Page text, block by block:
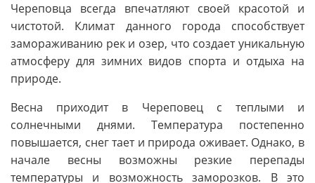
Череповца всегда впечатляют своей красотой и
чистотой. Климат данного города способствует
замораживанию рек и озер, что создает уникальную
атмосферу для зимних видов спорта и отдыха на
природе.
Весна приходит в Череповец с теплыми и
солнечными днями. Температура постепенно
повышается, снег тает и природа оживает. Однако, в
начале весны возможны резкие перепады
температуры и возможность заморозков. В это